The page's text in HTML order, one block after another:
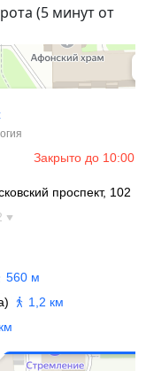
(5 минут от